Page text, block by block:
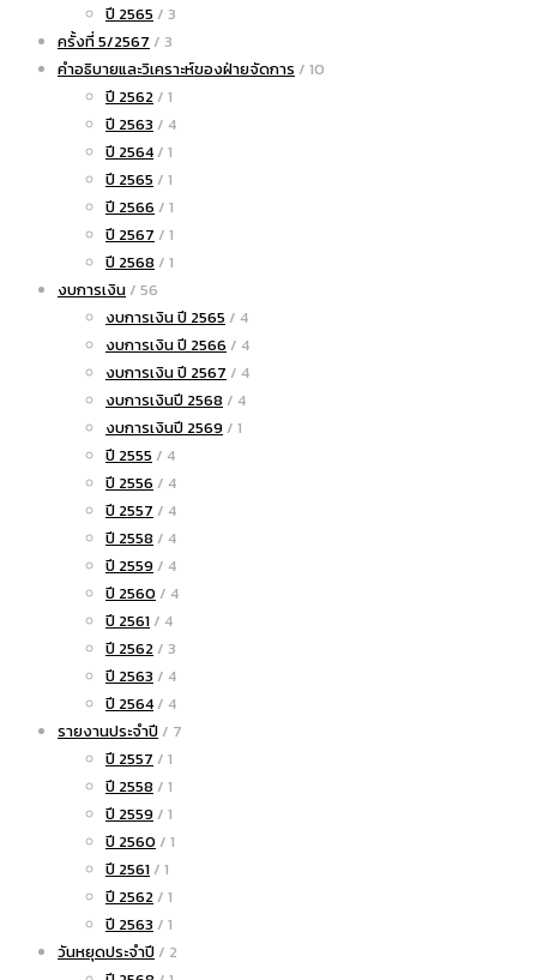
ปี 2565 / 3
ครั้งที่ 5/2567 / 3
คำอธิบายและวิเคราะห์ของฝ่ายจัดการ / 10
ปี 2562 / 1
ปี 2563 / 4
ปี 2564 / 1
ปี 2565 / 1
ปี 2566 / 1
ปี 2567 / 1
ปี 2568 / 1
งบการเงิน / 56
งบการเงิน ปี 2565 / 4
งบการเงิน ปี 2566 / 4
งบการเงิน ปี 2567 / 4
งบการเงินปี 2568 / 4
งบการเงินปี 2569 / 1
ปี 2555 / 4
ปี 2556 / 4
ปี 2557 / 4
ปี 2558 / 4
ปี 2559 / 4
ปี 2560 / 4
ปี 2561 / 4
ปี 2562 / 3
ปี 2563 / 4
ปี 2564 / 4
รายงานประจำปี / 7
ปี 2557 / 1
ปี 2558 / 1
ปี 2559 / 1
ปี 2560 / 1
ปี 2561 / 1
ปี 2562 / 1
ปี 2563 / 1
วันหยุดประจำปี / 2